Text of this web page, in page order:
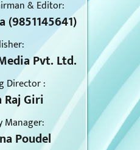
& Editor:
(9851145641)
Pvt. Ltd.
Director :
Raj Giri
Manager:
Poudel